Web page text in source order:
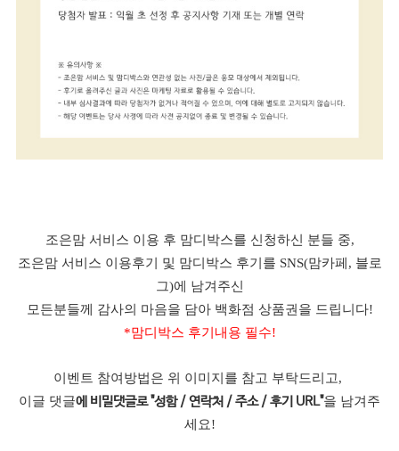
조은맘 서비스 이용 후 맘디박스를 신청하신 분들 중,
조은맘 서비스 이용후기 및 맘디박스 후기를 SNS(맘카페, 블로
그)에 남겨주신
모든분들께 감사의 마음을 담아 백화점 상품권을 드립니다!
*맘디박스 후기내용 필수!
이벤트 참여방법은 위 이미지를 참고 부탁드리고,
이글 댓글에 비밀댓글로 "성함 / 연락처 / 주소 / 후기 URL"을 남겨주
세요!